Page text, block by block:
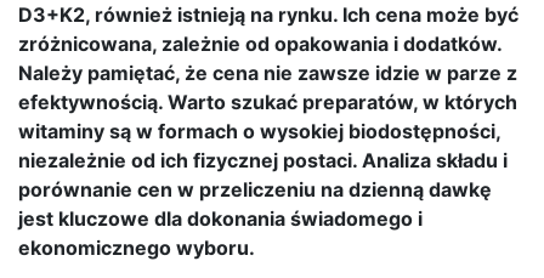
D3+K2, również istnieją na rynku. Ich cena może być
zróżnicowana, zależnie od opakowania i dodatków.
Należy pamiętać, że cena nie zawsze idzie w parze z
efektywnością. Warto szukać preparatów, w których
witaminy są w formach o wysokiej biodostępności,
niezależnie od ich fizycznej postaci. Analiza składu i
porównanie cen w przeliczeniu na dzienną dawkę
jest kluczowe dla dokonania świadomego i
ekonomicznego wyboru.